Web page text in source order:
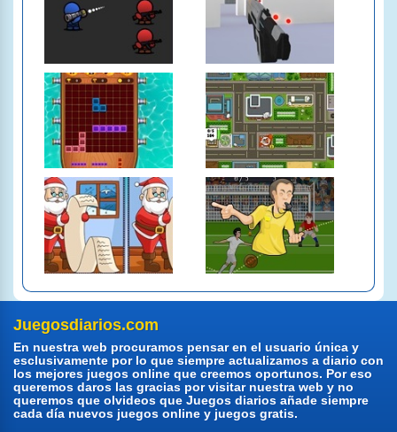
Juegosdiarios.com
En nuestra web procuramos pensar en el usuario única y
esclusivamente por lo que siempre actualizamos a diario con
los mejores juegos online que creemos oportunos. Por eso
queremos daros las gracias por visitar nuestra web y no
queremos que olvideos que Juegos diarios añade siempre
cada día nuevos juegos online y juegos gratis.